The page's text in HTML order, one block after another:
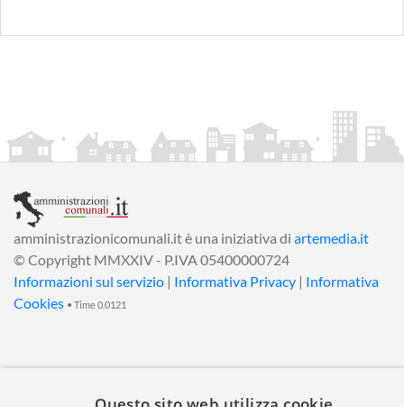
amministrazionicomunali.it è una iniziativa di artemedia.it
© Copyright MMXXIV - P.IVA 05400000724
Informazioni sul servizio | Informativa Privacy | Informativa
Cookies • Time 0.0121